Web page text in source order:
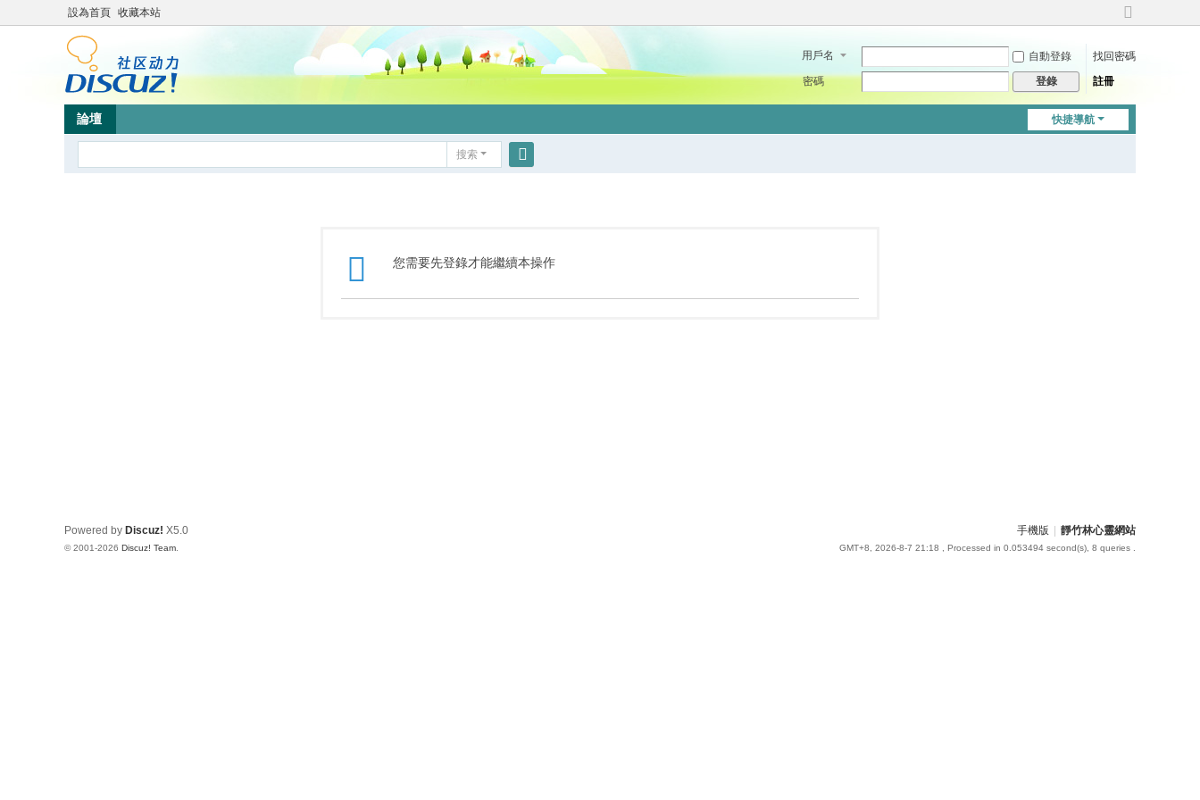
設為首頁 收藏本站
切
到
用戶名 自動登錄
找回密碼
密碼
登錄 註冊
快捷導航
論壇
搜索
您需要先登錄才能繼續本操作
手機版 靜竹林心靈網站
GMT+8, 2026-8-7 21:18 , Processed in 0.053494 second(s), 8 queries .
Powered by Discuz! X5.0
© 2001-2026 Discuz! Team